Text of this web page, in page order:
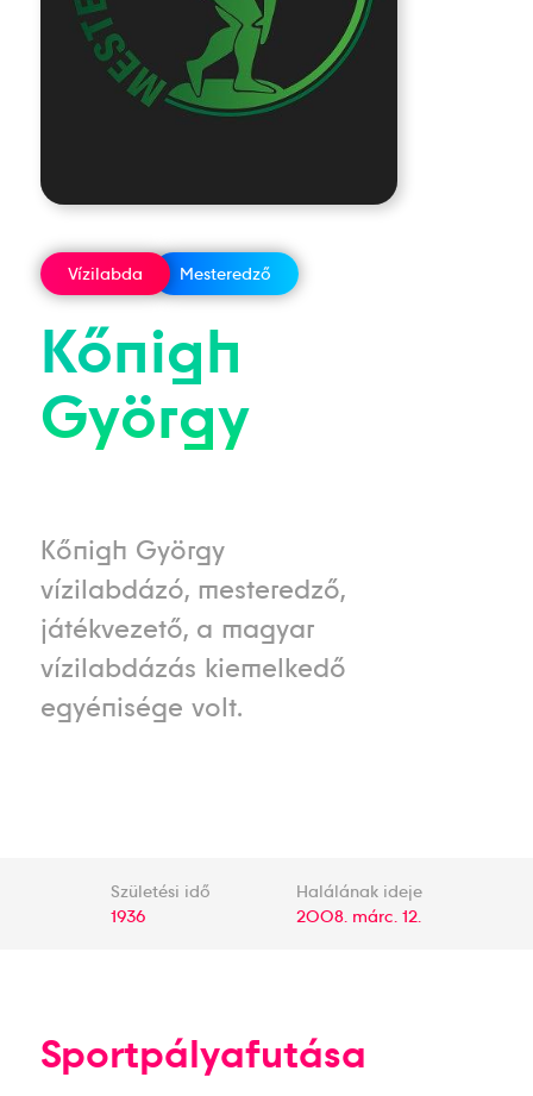
Vízilabda Mesteredző
Kőnigh
György
Kőnigh György
vízilabdázó, mesteredző,
játékvezető, a magyar
vízilabdázás kiemelkedő
egyénisége volt.
Születési idő
1936
Halálának ideje
2008. márc. 12.
Sportpályafutása